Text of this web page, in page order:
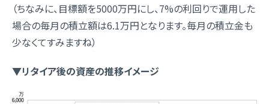
（ちなみに、目標額を5000万円にし、7%の利回りで運用した
場合の毎月の積立額は6.1万円となります。毎月の積立金も
少なくてすみますね）
▼リタイア後の資産の推移イメージ